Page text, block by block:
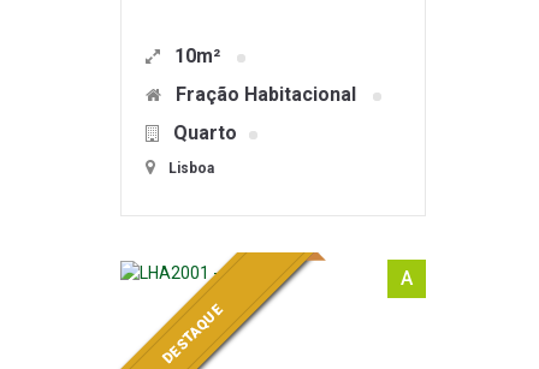
10m²
Fração Habitacional
Quarto
Lisboa
A
DESTAQUE